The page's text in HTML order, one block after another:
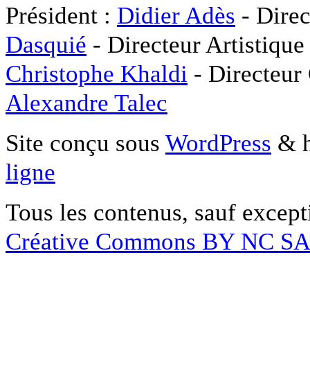
Président : Didier Adès -
Dasquié - Directeur
Christophe Khaldi -
Alexandre Talec
Site conçu sous WordPress &
ligne
Tous les contenus, sauf
Créative Commons BY NC SA